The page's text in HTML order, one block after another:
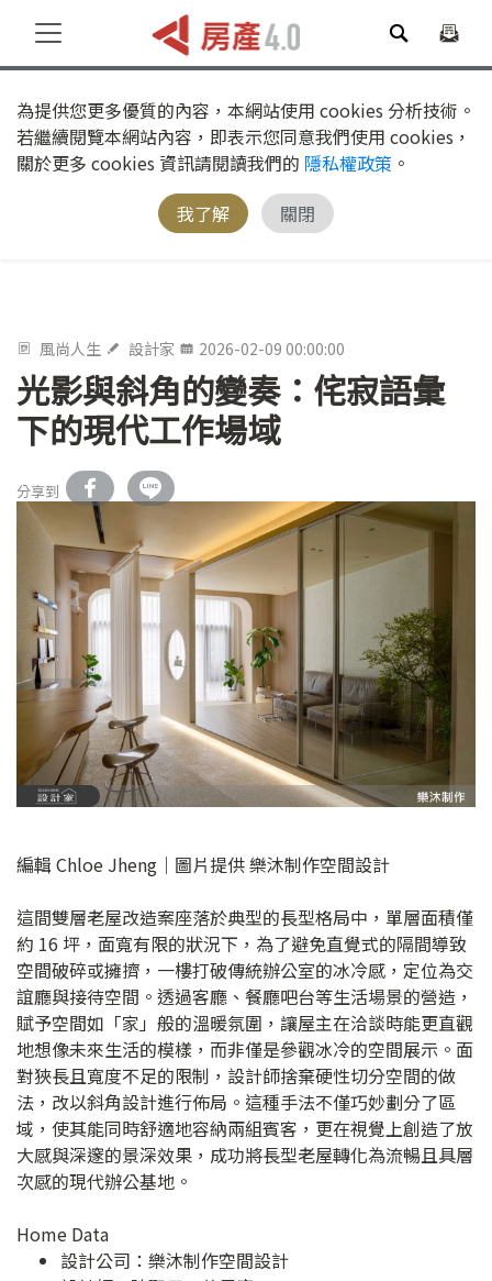
為提供您更多優質的內容，本網站使用 cookies 分析技術。
若繼續閱覽本網站內容，即表示您同意我們使用 cookies，
關於更多 cookies 資訊請閱讀我們的 隱私權政策 。
我了解
關閉
風尚人生 設計家 2026-02-09 00:00:00
光影與斜角的變奏：侘寂語彙
下的現代工作場域
分享到
編輯 Chloe Jheng｜圖片提供 樂沐制作空間設計
這間雙層老屋改造案座落於典型的長型格局中，單層面積僅
約 16 坪，面寬有限的狀況下，為了避免直覺式的隔間導致
空間破碎或擁擠，一樓打破傳統辦公室的冰冷感，定位為交
誼廳與接待空間。透過客廳、餐廳吧台等生活場景的營造，
賦予空間如「家」般的溫暖氛圍，讓屋主在洽談時能更直觀
地想像未來生活的模樣，而非僅是參觀冰冷的空間展示。面
對狹長且寬度不足的限制，設計師捨棄硬性切分空間的做
法，改以斜角設計進行佈局。這種手法不僅巧妙劃分了區
域，使其能同時舒適地容納兩組賓客，更在視覺上創造了放
大感與深邃的景深效果，成功將長型老屋轉化為流暢且具層
次感的現代辦公基地。
Home Data
設計公司： 樂沐制作空間設計